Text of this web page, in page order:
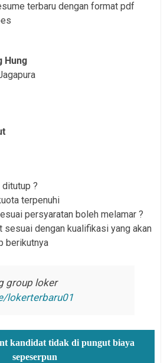
terbaru dengan format pdf
Hung
ditutup ?
terpenuhi
persyaratan boleh melamar ?
sesuai dengan kualifikasi yang akan
berikutnya
group loker
lokerterbaru01
kandidat tidak di pungut biaya
sepeserpun